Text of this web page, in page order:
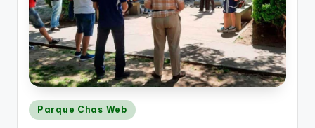
Posted
Parque Chas Web